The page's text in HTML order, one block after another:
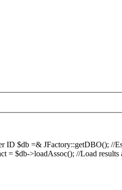
ID $db =& JFactory::getDBO();
$db->loadAssoc(); //Load results